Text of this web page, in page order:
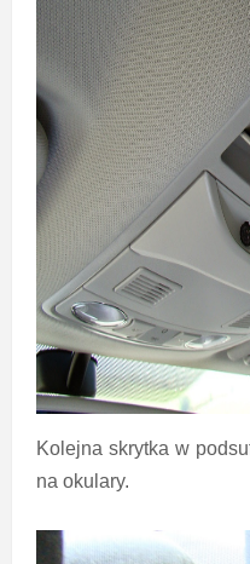
Kolejna skrytka w
na okulary.